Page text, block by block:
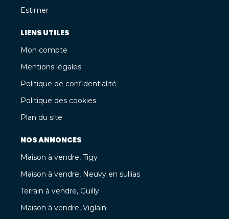
Estimer
LIENS UTILES
Mon compte
Mentions légales
Politique de confidentialité
Politique des cookies
Plan du site
NOS ANNONCES
Maison à vendre, Tigy
Maison à vendre, Neuvy en sullias
Terrain à vendre, Guilly
Maison à vendre, Viglain